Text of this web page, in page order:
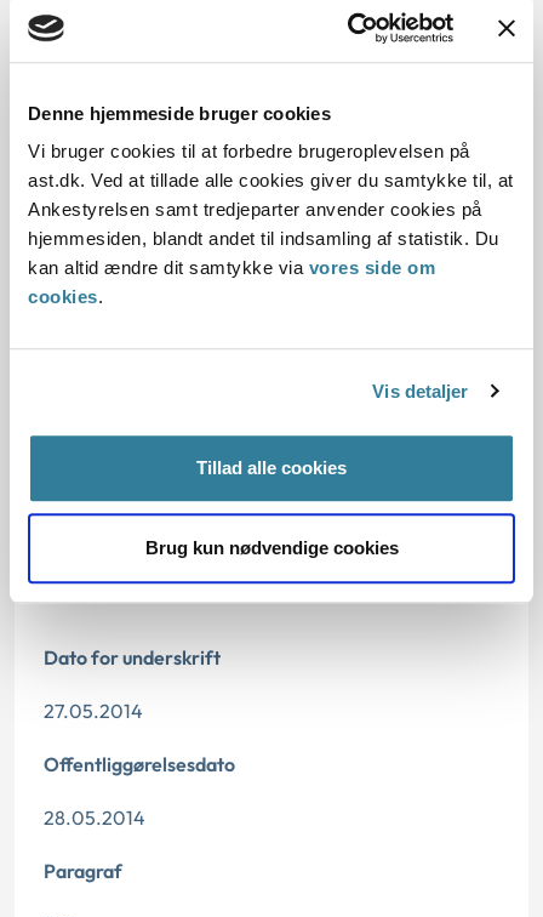
Denne hjemmeside bruger cookies
Vi bruger cookies til at forbedre brugeroplevelsen på
ast.dk. Ved at tillade alle cookies giver du samtykke til, at
Ankestyrelsen samt tredjeparter anvender cookies på
hjemmesiden, blandt andet til indsamling af statistik. Du
kan altid ændre dit samtykke via vores side om
cookies.
Vis detaljer
Tillad alle cookies
Brug kun nødvendige cookies
december 2012 - § 25 a, stk. 3 og 6 Lov:
Afgørelse:
1. Baggrund for at behandle sagen
2. Reglerne
Oplysninger i sagen
Dato for underskrift
27.05.2014
Offentliggørelsesdato
28.05.2014
Paragraf